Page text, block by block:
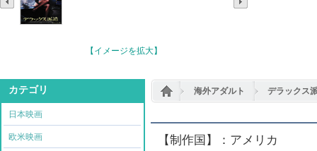
【イメージを拡大】
カテゴリ
日本映画
欧米映画
海外アダルト デラックス
【制作国】：アメリカ